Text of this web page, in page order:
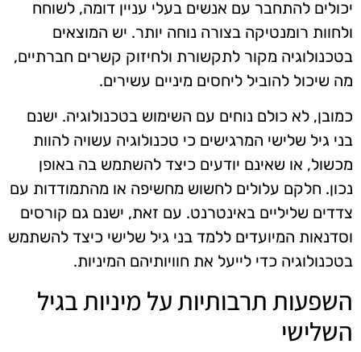
יכולים להתחבר עם אנשים בעלי עניין דומה, לשוחח
ולחוות רומנטיקה בצורה נוחה יותר. יש המוצאים
בטכנולוגיה מקור לתקשורת ולחיזוק קשרים חברתיים,
מה שיכול להוביל ליחסים מיניים עשירים.
כמובן, לא כולם נוחים עם השימוש בטכנולוגיה. ישנם
בני גיל שלישי המרגישים כי טכנולוגיה עשויה להוות
מכשול, או שאינם יודעים כיצד להשתמש בה באופן
נכון. חלקם עלולים לחשוש מחשיפה או מהתמודדות עם
צדדים שליליים באינטרנט. עם זאת, ישנם גם קורסים
וסדנאות המיועדים ללמד בני גיל שלישי כיצד להשתמש
בטכנולוגיה כדי לייעל את חוויותיהם המיניות.
השפעות תרבותיות על מיניות בגיל
השלישי